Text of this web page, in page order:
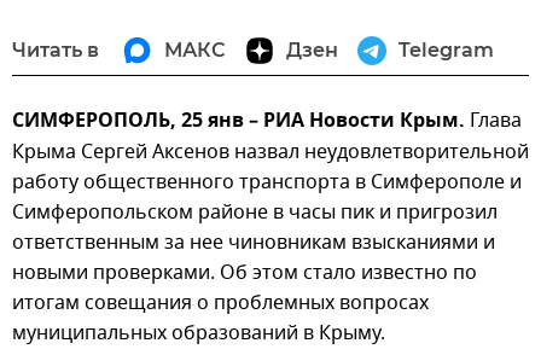
Читать в МАКС Дзен Telegram
СИМФЕРОПОЛЬ, 25 янв – РИА Новости Крым. Глава
Крыма Сергей Аксенов назвал неудовлетворительной
работу общественного транспорта в Симферополе и
Симферопольском районе в часы пик и пригрозил
ответственным за нее чиновникам взысканиями и
новыми проверками. Об этом стало известно по
итогам совещания о проблемных вопросах
муниципальных образований в Крыму.